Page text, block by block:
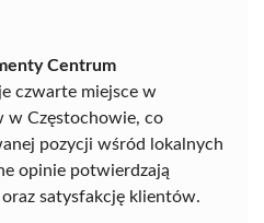
Centrum
czwarte miejsce w
w Częstochowie, co
pozycji wśród lokalnych
opinie potwierdzają
satysfakcję klientów.